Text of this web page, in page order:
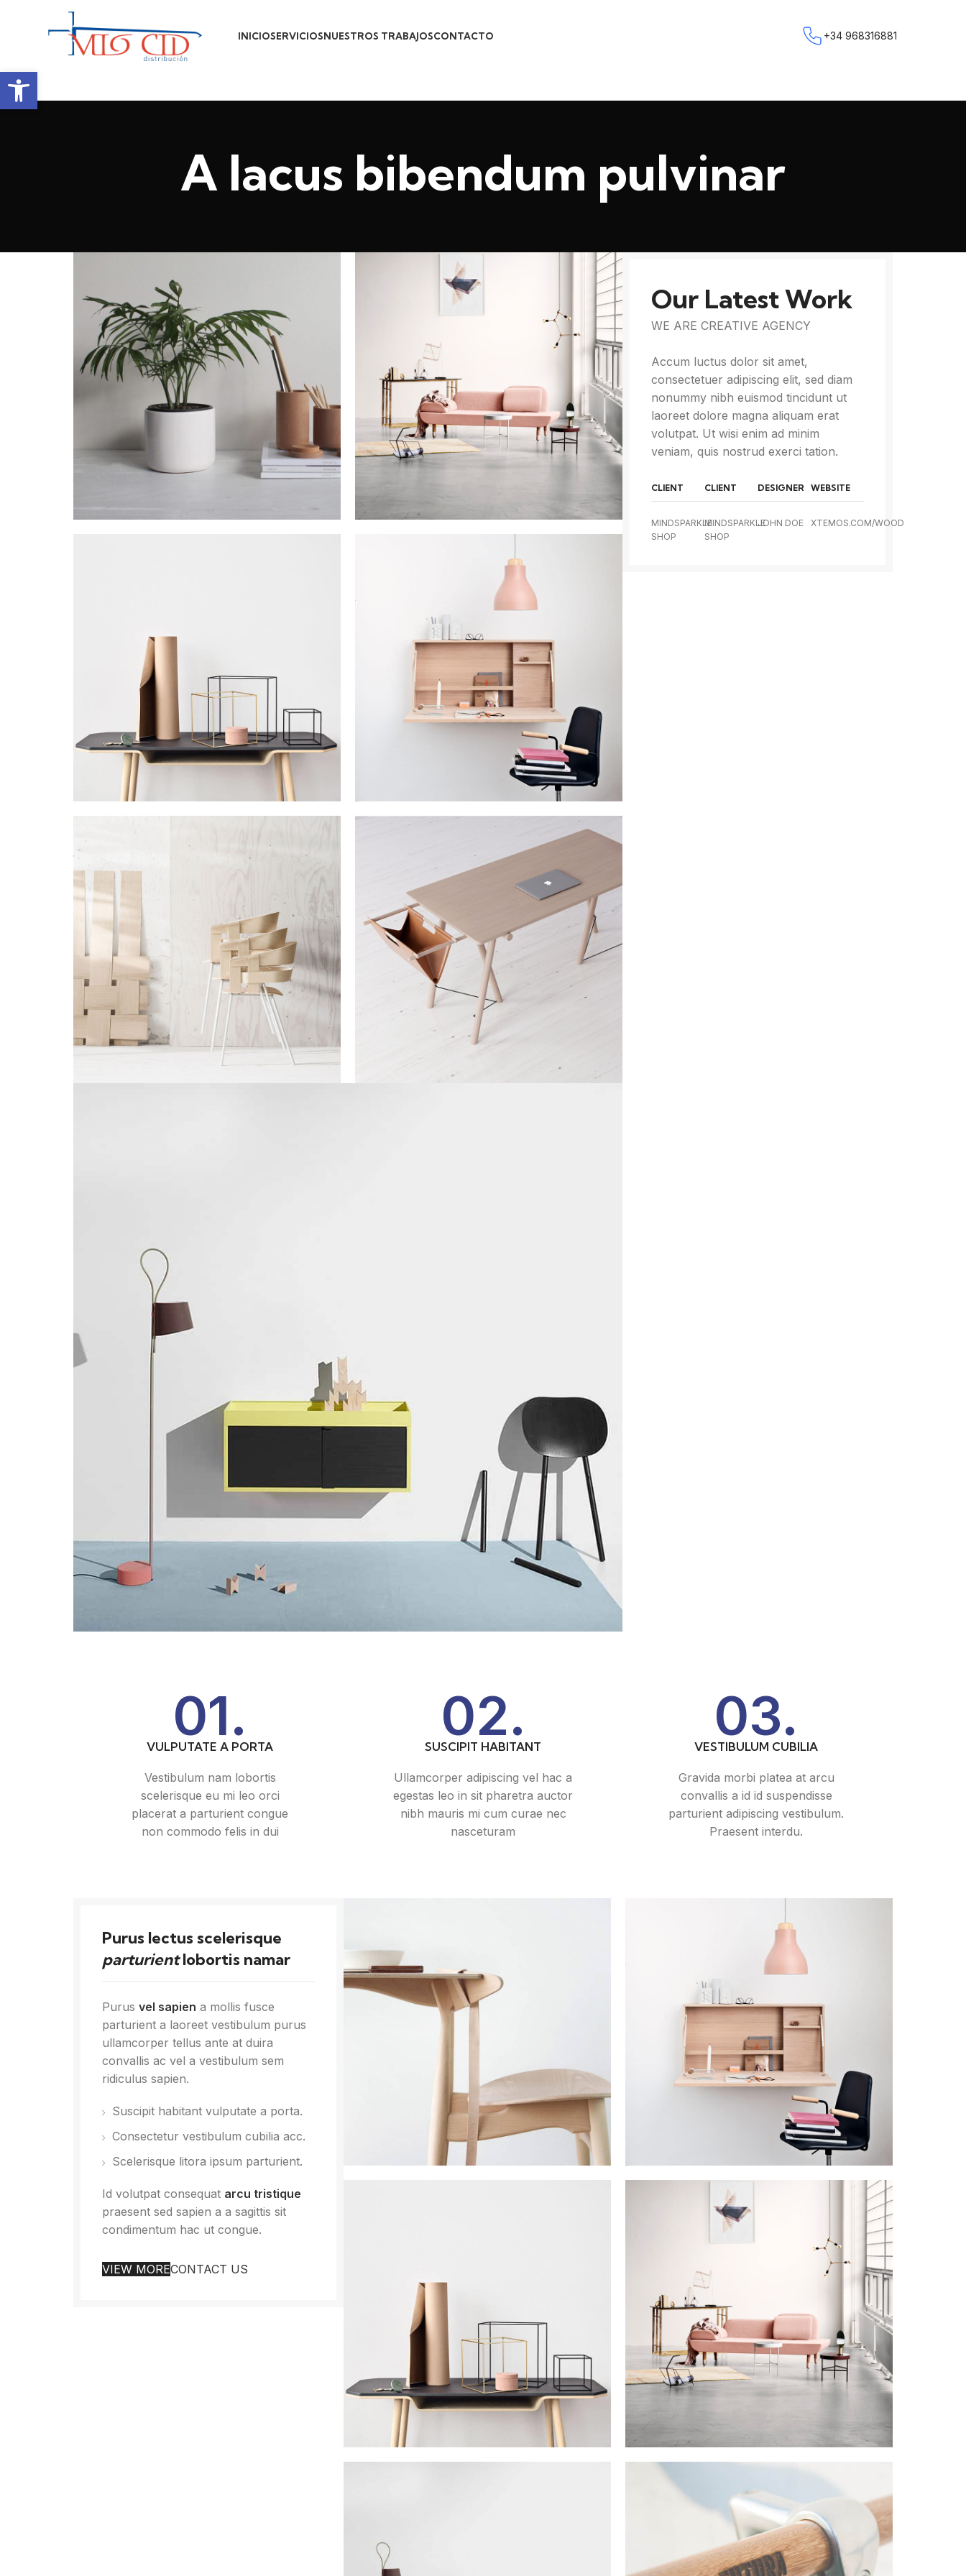
Abrir barra de herramientas
INICIOSERVICIOSNUESTROS TRABAJOSCONTACTO +34 968316881
A lacus bibendum pulvinar
Our Latest Work
WE ARE CREATIVE AGENCY
Accum luctus dolor sit amet,
consectetuer adipiscing elit, sed diam
nonummy nibh euismod tincidunt ut
laoreet dolore magna aliquam erat
volutpat. Ut wisi enim ad minim
veniam, quis nostrud exerci tation.
CLIENT
MINDSPARKLE
SHOP
CLIENT
MINDSPARKLE
SHOP
DESIGNER
JOHN DOE
WEBSITE
XTEMOS.COM/WOOD
01.
VULPUTATE A PORTA
Vestibulum nam lobortis
scelerisque eu mi leo orci
placerat a parturient congue
non commodo felis in dui
02.
SUSCIPIT HABITANT
Ullamcorper adipiscing vel hac a
egestas leo in sit pharetra auctor
nibh mauris mi cum curae nec
nasceturam
03.
VESTIBULUM CUBILIA
Gravida morbi platea at arcu
convallis a id id suspendisse
parturient adipiscing vestibulum.
Praesent interdu.
Purus lectus scelerisque
parturientlobortis namar
Purus vel sapien a mollis fusce
parturient a laoreet vestibulum purus
ullamcorper tellus ante at duira
convallis ac vel a vestibulum sem
ridiculus sapien.
Suscipit habitant vulputate a porta.
Consectetur vestibulum cubilia acc.
Scelerisque litora ipsum parturient.
Id volutpat consequat arcu tristique
praesent sed sapien a a sagittis sit
condimentum hac ut congue.
VIEW MORECONTACT US